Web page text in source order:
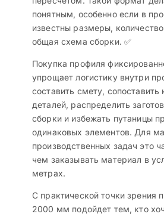
понятным, особенно если в
известны размеры,
общая схема сборки. ✅
Покупка профиля
упрощает логистику внутри
составить смету, сопоставить
деталей, распределить
сборки и избежать путаницы
одинаковых элементов. Для
производственных задач это
чем заказывать материал в
метрах.
С практической точки зрения
2000 мм подойдет тем, кто